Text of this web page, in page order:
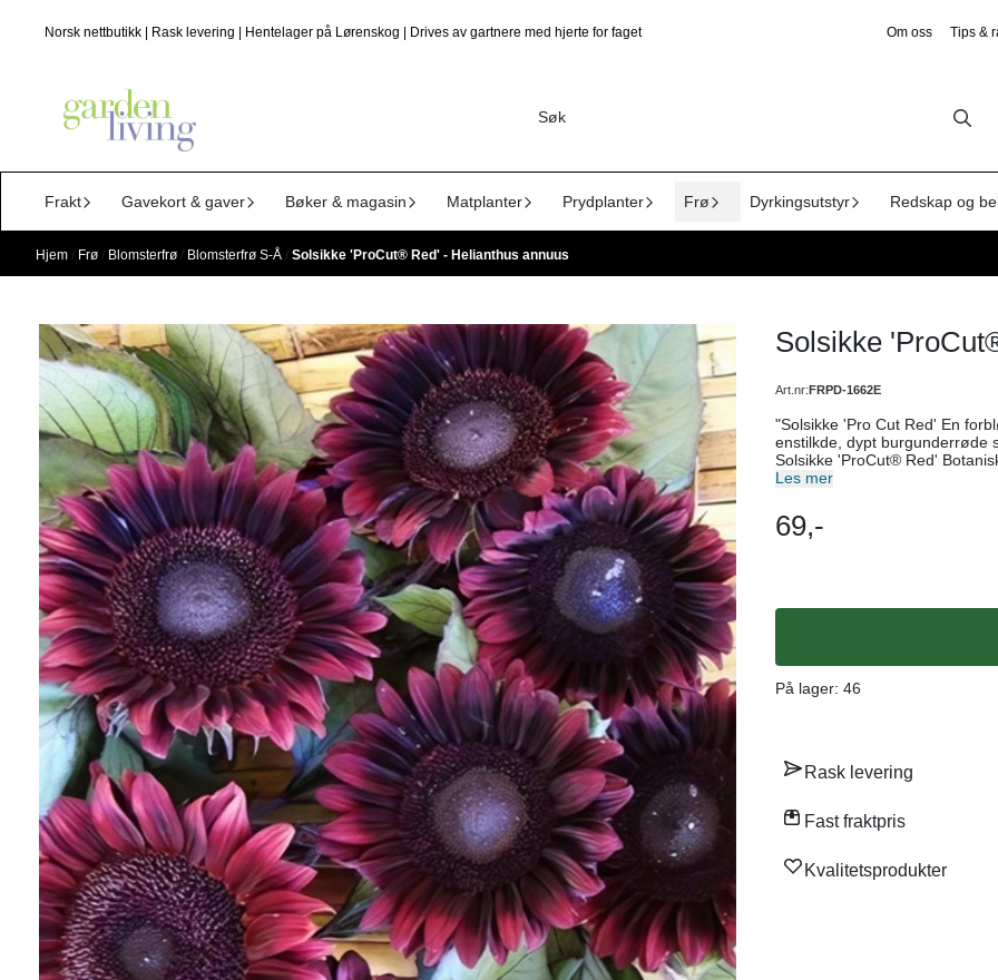
Norsk nettbutikk | Rask levering | Hentelager på Lørenskog | Drives av gartnere med hjerte for faget Om oss Tips &
Frakt Gavekort & gaver Bøker & magasin Matplanter Prydplanter Frø Dyrkingsutstyr Redskap og
Hjem / Frø / Blomsterfrø / Blomsterfrø S-Å / Solsikke 'ProCut® Red' - Helianthus annuus
Solsikke
Art.nr:FRPD-1662E
"Solsikke 'Pro Cut Red' En
enstilkde, dypt burgunderrøde
Solsikke 'ProCut® Red' Botanisk navn: Helianthus annuus Antall frø: 20 Høyde: 150 cm
Blomsterfarge: Mørk burgunderrød Blomstringstid: Juli–august Lysforhold: Sol
før utplanting Sådybde: 1,5 cm Planteavstand: 50 cm Bruksområde: Bed og til snitt Diverse:
Tiltrekker pollinatorer. Trenger ikke knipes. Opprinnelse: Mexico
Les mer
69,-
På lager: 46
Rask levering
Fast fraktpris
Kvalitetsprodukter